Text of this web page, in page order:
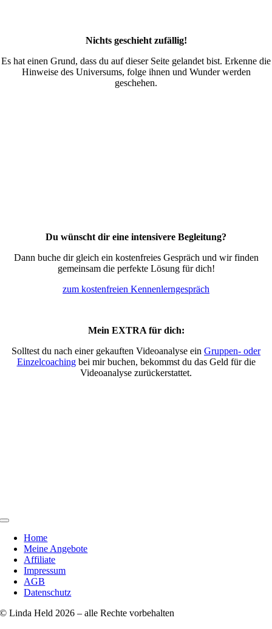
Nichts geschieht zufällig!
Es hat einen Grund, dass du auf dieser Seite gelandet bist. Erkenne die
Hinweise des Universums, folge ihnen und Wunder werden
geschehen.
Du wünscht dir eine intensivere Begleitung?
Dann buche dir gleich ein kostenfreies Gespräch und wir finden
gemeinsam die perfekte Lösung für dich!
zum kostenfreien Kennenlerngespräch
Mein EXTRA für dich:
Solltest du nach einer gekauften Videoanalyse ein Gruppen- oder
Einzelcoachingbei mir buchen, bekommst du das Geld für die
Videoanalyse zurückerstattet.
Toggle
NavigationHome
Meine Angebote
Affiliate
Impressum
AGB
Datenschutz
© Linda Held 2026 – alle Rechte vorbehalten